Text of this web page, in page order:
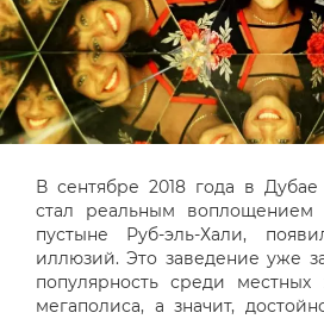
В сентябре 2018 года в
стал реальным
пустыне Руб-эль-Хали,
иллюзий. Это заведение уже
популярность среди
мегаполиса, а значит,